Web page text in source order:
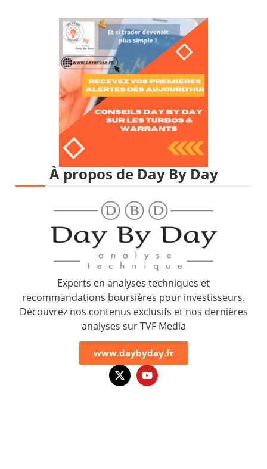
À propos de Day By Day
Experts en analyses techniques et
recommandations boursières pour investisseurs.
Découvrez nos contenus exclusifs et nos dernières
analyses sur TVF Media
www.daybyday.fr